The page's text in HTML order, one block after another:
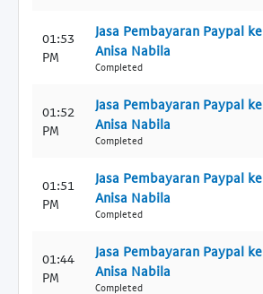
01:53
PM
Jasa Pembayaran Paypal ke
Anisa Nabila
Completed
01:52
PM
Jasa Pembayaran Paypal ke
Anisa Nabila
Completed
01:51
PM
Jasa Pembayaran Paypal ke
Anisa Nabila
Completed
01:44
PM
Jasa Pembayaran Paypal ke
Anisa Nabila
Completed